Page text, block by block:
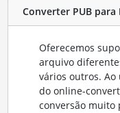
Converter PUB para
Oferecemos
arquivo
vários outros. Ao
do online-
conversão muito